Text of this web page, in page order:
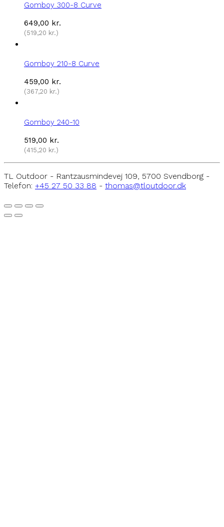
Gomboy 300-8 Curve
649,00 kr.
(519,20 kr.)
Gomboy 210-8 Curve
459,00 kr.
(367,20 kr.)
Gomboy 240-10
519,00 kr.
(415,20 kr.)
TL Outdoor - Rantzausmindevej 109, 5700 Svendborg -
Telefon: +45 27 50 33 88 - thomas@tloutdoor.dk